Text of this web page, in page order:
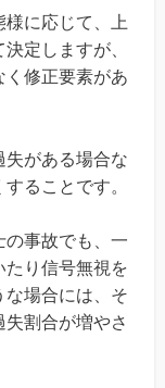
に応じて、上
定しますが、
く修正要素があ
失がある場合な
ることです。
の事故でも、一
たり信号無視を
な場合には、そ
割合が増やさ